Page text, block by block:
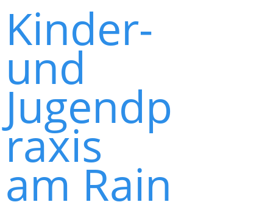
Kinder-
und
Jugendp
raxis​
am Rain